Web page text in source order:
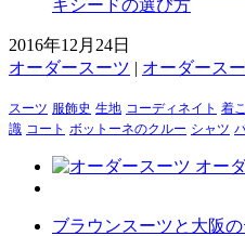
キシードの選び方
2016年12月24日
オーダースーツ | オーダース
スーツ 服飾史 生地 コーディネイト 着
識 コート ボットーネのクルー シャツ
ブラウンスーツと大阪